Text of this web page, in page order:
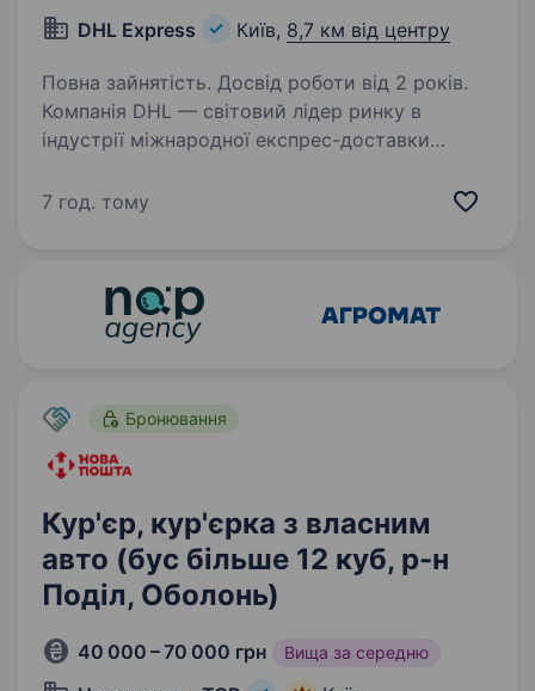
DHL Express Київ, 8,7 км від центру
Повна зайнятість. Досвід роботи від 2 років.
Компанія DHL — світовий лідер ринку в
індустрії міжнародної експрес-доставки
на заміщення посади: Водій автотранспортних
7 год. тому
Бронювання
Кур'єр, кур'єрка з власним
авто (бус більше 12 куб, р-н
Поділ, Оболонь)
40 000 – 70 000 грн Вища за середню